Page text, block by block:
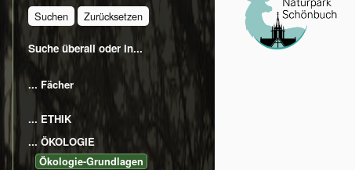
Suche überall oder in...
... Fächer
... ETHIK
... ÖKOLOGIE
​​​​​​​​​​​​​​​​Ökologie-Grundlagen